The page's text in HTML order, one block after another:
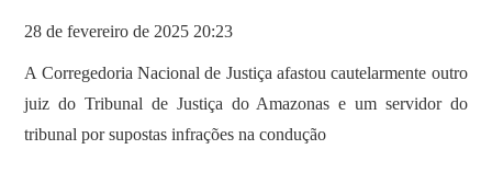
28 de fevereiro de 2025 20:23
A Corregedoria Nacional de Justiça afastou cautelarmente outro
juiz do Tribunal de Justiça do Amazonas e um servidor do
tribunal por supostas infrações na condução